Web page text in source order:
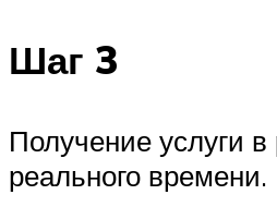
Шаг 3
Получение услуги
реального времени.